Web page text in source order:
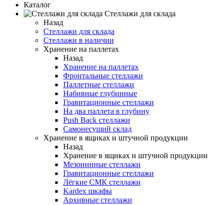
Каталог
Cтеллажи для склада
Назад
Cтеллажи для склада
Стеллажи в наличии
Хранение на паллетах
Назад
Хранение на паллетах
Фронтальные стеллажи
Паллетные стеллажи
Набивные глубинные
Гравитационные стеллажи
На два паллета в глубину
Push Back стеллажи
Самонесущий склад
Хранение в ящиках и штучной продукции
Назад
Хранение в ящиках и штучной продукции
Мезонинные стеллажи
Гравитационные стеллажи
Лёгкие СМК стеллажи
Kardex шкафы
Архивные стеллажи